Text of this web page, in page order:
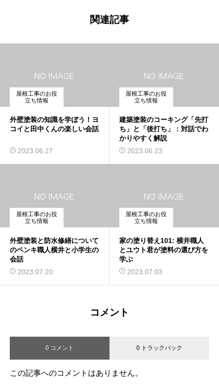
関連記事
屋根工事のお役
立ち情報
外壁塗装の知識を学ぼう！ヨ
コイと田中くんの楽しい会話
2023.06.27
屋根工事のお役
立ち情報
建築塗装のコーキング「先打
ち」と「後打ち」：対話でわ
かりやすく解説
2023.06.23
屋根工事のお役
立ち情報
外壁塗装と防水修繕について
のペンキ職人横井と小学生の
会話
2023.07.20
屋根工事のお役
立ち情報
家の塗り替え101: 横井職人
とユウト君が塗料の選び方を
学ぶ
2023.07.03
コメント
0 コメント 0 トラックバック
この記事へのコメントはありません。